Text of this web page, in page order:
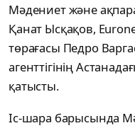
Мәдениет және
Қанат Ысқақов,
төрағасы Педро
агенттігінің
қатысты.
Іс-шара барысында